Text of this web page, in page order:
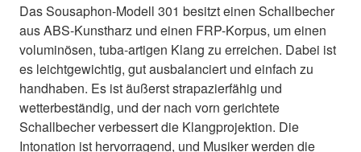
Das Sousaphon-Modell 301 besitzt einen Schallbecher
aus ABS-Kunstharz und einen FRP-Korpus, um einen
voluminösen, tuba-artigen Klang zu erreichen. Dabei ist
es leichtgewichtig, gut ausbalanciert und einfach zu
handhaben. Es ist äußerst strapazierfähig und
wetterbeständig, und der nach vorn gerichtete
Schallbecher verbessert die Klangprojektion. Die
Intonation ist hervorragend, und Musiker werden die